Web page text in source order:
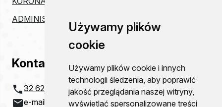
Używamy plików
cookie
Używamy plików cookie i innych
technologii śledzenia, aby poprawić
jakość przeglądania naszej witryny,
wyświetlać spersonalizowane treści
ADMINISTRACJA
Kontakt
32 621 20 00
e-mail:
szpital@zco-dg.pl